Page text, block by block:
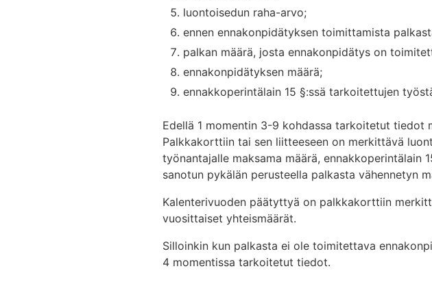
luontoisedun raha-arvo;
ennen ennakonpidätyksen toimittamista
palkan määrä, josta ennakonpidätys on
ennakonpidätyksen määrä;
ennakkoperintälain 15 §:ssä tarkoitettujen
Edellä 1 momentin 3-9 kohdassa tarkoitetut tiedot
Palkkakorttiin tai sen liitteeseen on merkittävä
työnantajalle maksama määrä, ennakkoperintälain
sanotun pykälän perusteella palkasta vähennetyn
Kalenterivuoden päätyttyä on palkkakorttiin
vuosittaiset yhteismäärät.
Silloinkin kun palkasta ei ole toimitettava
4 momentissa tarkoitetut tiedot.